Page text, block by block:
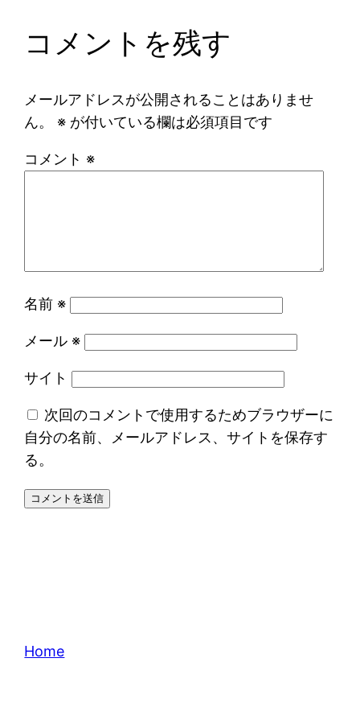
コメントを残す
メールアドレスが公開されることはありませ
ん。
※ が付いている欄は必須項目です
コメント ※
名前 ※
メール ※
サイト
次回のコメントで使用するためブラウザーに
自分の名前、メールアドレス、サイトを保存す
る。
Home